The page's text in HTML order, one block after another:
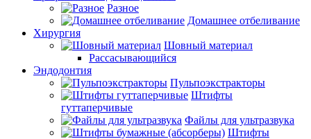
Разное
Домашнее отбеливание
Хирургия
Шовный материал
Рассасывающийся
Эндодонтия
Пульпоэкстракторы
Штифты
гуттаперчивые
Файлы для ультразвука
Штифты